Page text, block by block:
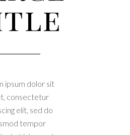
ipsum dolor sit
consectetur
elit, sed do
tempor